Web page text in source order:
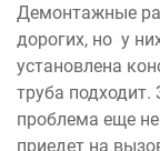
Демонтажные
дорогих, но у
установлена
труба подходит.
проблема еще
приедет на